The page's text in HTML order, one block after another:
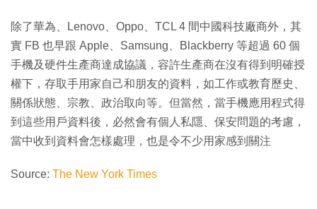
除了華為、Lenovo、Oppo、TCL 4 間中國科技廠商外，其
實 FB 也早跟 Apple、Samsung、Blackberry 等超過 60 個
手機及硬件生產商達成協議，容許生產商在沒有得到明確授
權下，存取手用家自己和朋友的資料，如工作或教育歷史、
關係狀態、宗教、政治取向等。但當然，當手機應用程式得
到這些用戶資料後，必然會有個人私隱、保安問題的考慮，
當中收到資料會怎樣處理，也是令不少用家感到關注
Source: The New York Times